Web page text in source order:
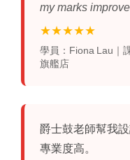
my marks
★★★★★
學員：Fiona Lau｜
旗艦店
爵士鼓老師幫我
專業度高。